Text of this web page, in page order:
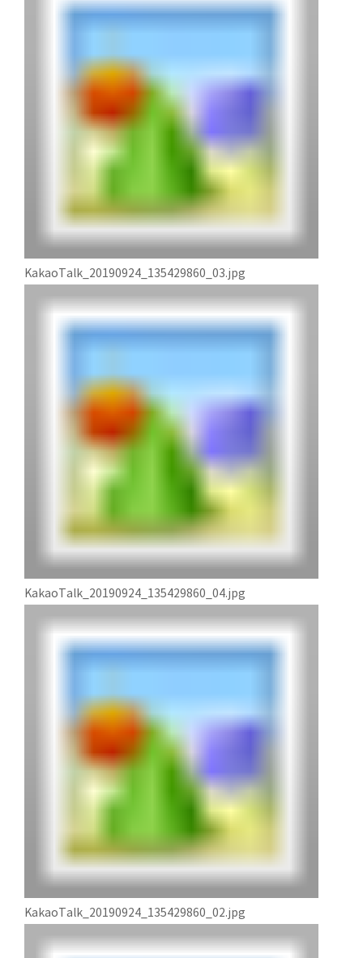
KakaoTalk_20190924_135429860_03.jpg
KakaoTalk_20190924_135429860_04.jpg
KakaoTalk_20190924_135429860_02.jpg